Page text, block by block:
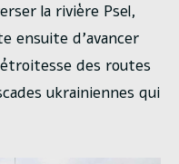
la rivière Psel,
ensuite d’avancer
des routes
ukrainiennes qui